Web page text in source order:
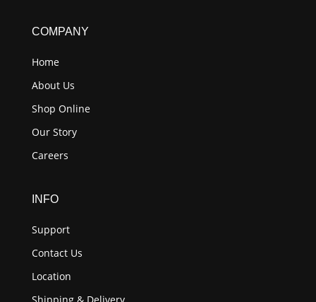
COMPANY
Home
About Us
Shop Online
Our Story
Careers
INFO
Support
Contact Us
Location